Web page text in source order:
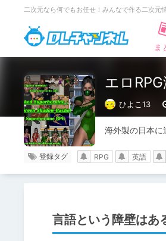
二次元なら何でもお任せ！みんなで作る二次元
DLチャン
ま
エロ
ひよこ13
海外製の日本に
登録タグ RPG 英語
言語という障壁はあ